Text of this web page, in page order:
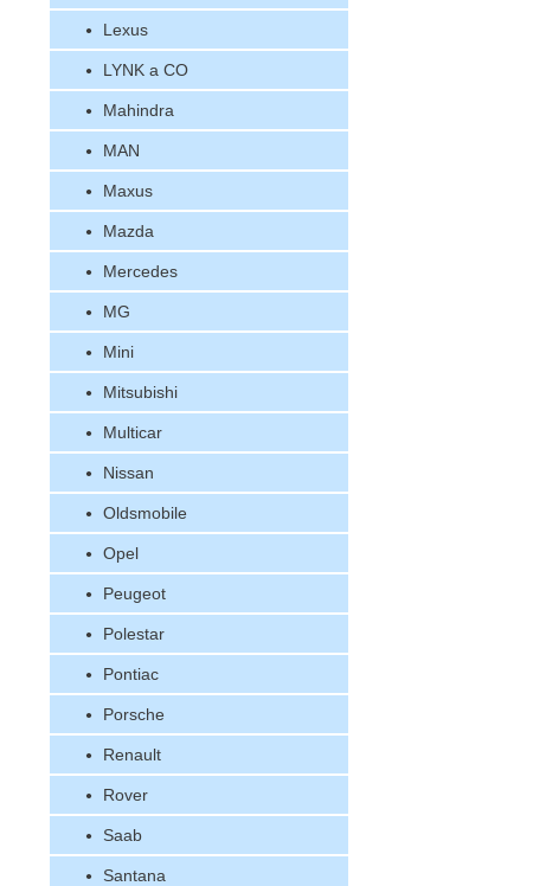
Lexus
LYNK a CO
Mahindra
MAN
Maxus
Mazda
Mercedes
MG
Mini
Mitsubishi
Multicar
Nissan
Oldsmobile
Opel
Peugeot
Polestar
Pontiac
Porsche
Renault
Rover
Saab
Santana